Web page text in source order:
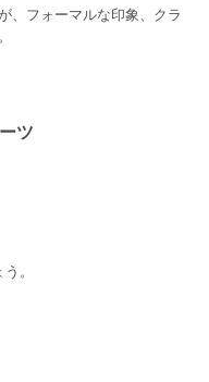
、フォーマルな印象、クラ
ツ
。